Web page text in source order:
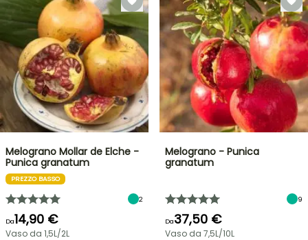
Melograno Mollar de Elche -
Punica granatum
PREZZO BASSO
2
Da14,90 €
Vaso da 1,5L/2L
Melograno - Punica
granatum
9
Da37,50 €
Vaso da 7,5L/10L